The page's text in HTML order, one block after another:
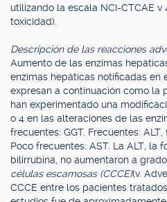
utilizando la escala NCI-CTCAE v
toxicidad).
Descripción de las reacciones
Aumento de las enzimas
enzimas hepáticas notificadas en
expresan a continuación como la
han experimentado una
o 4 en las alteraciones de las
frecuentes: GGT. Frecuentes:
Poco frecuentes: AST. La ALT, la
bilirrubina, no aumentaron a grado
células escamosas (CCCE)(v.
CCCE entre los pacientes